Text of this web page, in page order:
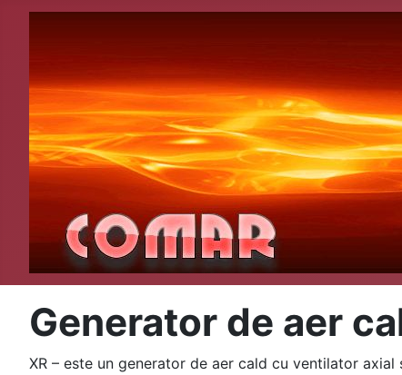
Generator de aer
XR – este un generator de aer cald cu ventilator